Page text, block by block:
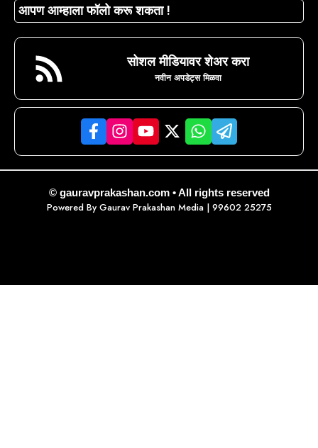
आपण आम्हाला फॉलो करू शकता !
सोशल मीडियावर शेअर करा
नवीन अपडेट्स मिळवा
© gauravprakashan.com • All rights reserved
Powered By Gaurav Prakashan Media| 99602 25275